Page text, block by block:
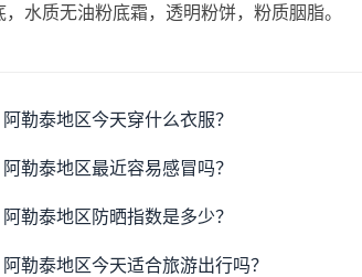
水质无油粉底霜，透明粉饼，粉质胭脂。
阿勒泰地区今天穿什么衣服？
阿勒泰地区最近容易感冒吗？
阿勒泰地区防晒指数是多少？
阿勒泰地区今天适合旅游出行吗？